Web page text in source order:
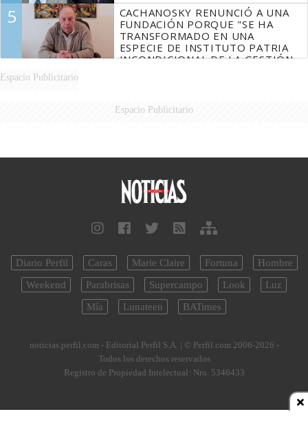
5
CACHANOSKY RENUNCIÓ A UNA
FUNDACIÓN PORQUE "SE HA
TRANSFORMADO EN UNA
ESPECIE DE INSTITUTO PATRIA
INCONDICIONAL DE LA GESTIÓN
Espacio Publicitario
Espacio Publicitario
Diario Perfil Caras Marie Claire Fortuna
Hombre
Weekend
Parabrisas Supercampo Look
Luz
Mía
Lunateen BATimes
noticias.perfil.com - Editorial Perfil S.A. | © Perfil.com 2006-2026 -
Todos los derechos reservados
Registro de Propiedad Intelectual: Nro. 5346433